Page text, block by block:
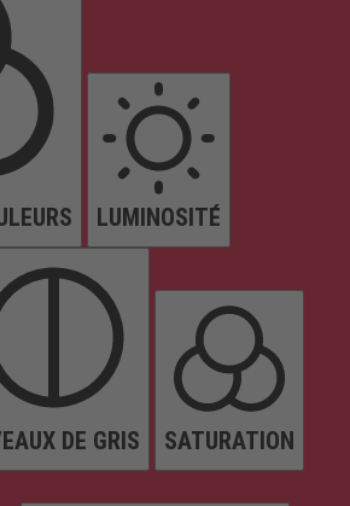
LUMINOSITÉ
DE GRIS SATURATION